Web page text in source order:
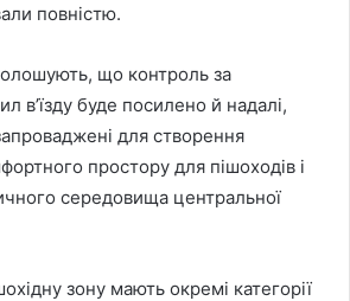
повністю.
що контроль за
в’їзду буде посилено й надалі,
для створення
простору для пішоходів і
середовища центральної
зону мають окремі категорії